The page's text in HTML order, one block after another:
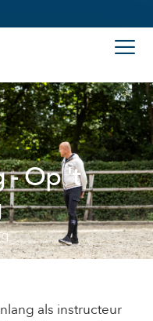
- Op 't
als instructeur